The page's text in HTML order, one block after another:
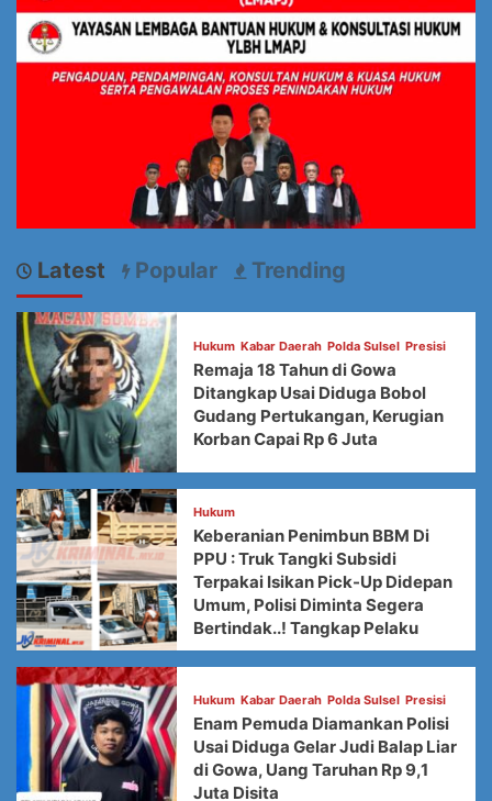
Latest Popular Trending
Hukum Kabar Daerah Polda Sulsel Presisi
Remaja 18 Tahun di Gowa
Ditangkap Usai Diduga Bobol
Gudang Pertukangan, Kerugian
Korban Capai Rp 6 Juta
Hukum
Keberanian Penimbun BBM Di
PPU : Truk Tangki Subsidi
Terpakai Isikan Pick-Up Didepan
Umum, Polisi Diminta Segera
Bertindak..! Tangkap Pelaku
Hukum Kabar Daerah Polda Sulsel Presisi
Enam Pemuda Diamankan Polisi
Usai Diduga Gelar Judi Balap Liar
di Gowa, Uang Taruhan Rp 9,1
Juta Disita